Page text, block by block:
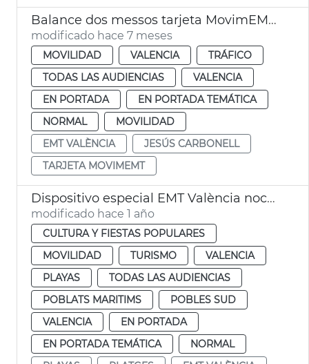
Balance dos messos tarjeta MovimEMT València
modificado hace 7 meses
MOVILIDAD VALENCIA
TRÁFICO
TODAS LAS AUDIENCIAS
VALENCIA
EN PORTADA
EN PORTADA TEMÁTICA
NORMAL
MOVILIDAD
EMT VALÈNCIA
JESÚS CARBONELL
TARJETA MOVIMEMT
Dispositivo especial EMT València noche San Juan
modificado hace 1 año
CULTURA Y FIESTAS POPULARES
MOVILIDAD
TURISMO
VALENCIA
PLAYAS
TODAS LAS AUDIENCIAS
POBLATS MARITIMS
POBLES SUD
VALENCIA
EN PORTADA
EN PORTADA TEMÁTICA
NORMAL